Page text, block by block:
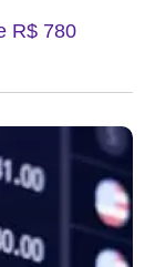
R$ 780